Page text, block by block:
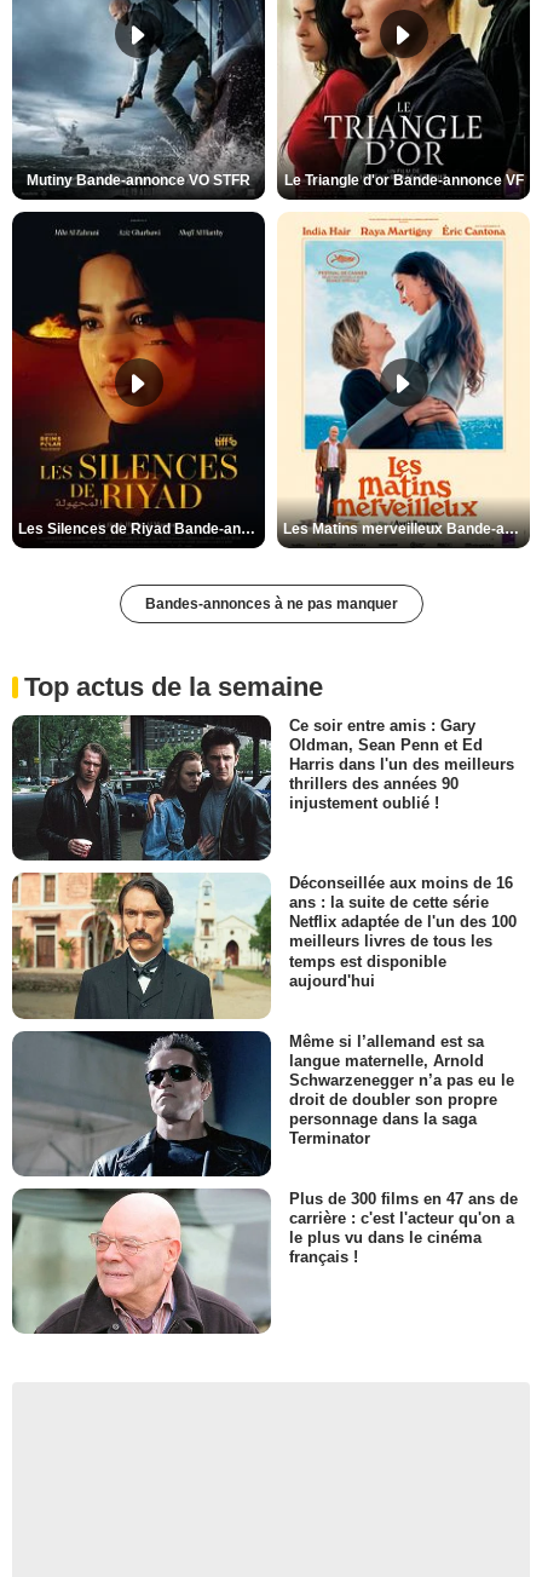
Mutiny Bande-annonce VO STFR Le Triangle d'or Bande-annonce VF
Les Silences de Riyad Bande-annonce VO STFR Les Matins merveilleux Bande-annonce VF
Bandes-annonces à ne pas manquer
Top actus de la semaine
Ce soir entre amis : Gary
Oldman, Sean Penn et Ed
Harris dans l'un des meilleurs
thrillers des années 90
injustement oublié !
Déconseillée aux moins de 16
ans : la suite de cette série
Netflix adaptée de l'un des 100
meilleurs livres de tous les
temps est disponible
aujourd'hui
Même si l’allemand est sa
langue maternelle, Arnold
Schwarzenegger n’a pas eu le
droit de doubler son propre
personnage dans la saga
Terminator
Plus de 300 films en 47 ans de
carrière : c'est l'acteur qu'on a
le plus vu dans le cinéma
français !